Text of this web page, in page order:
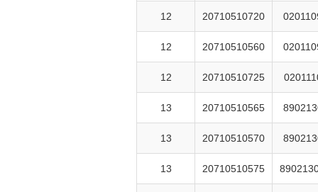
12 20710510720
12 20710510560
12 20710510725
13 20710510565
13 20710510570
13 20710510575